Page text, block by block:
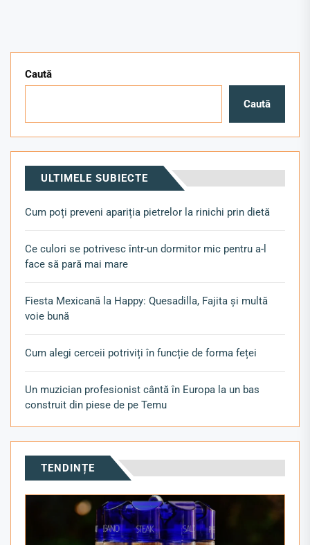
Caută
Caută
ULTIMELE SUBIECTE
Cum poți preveni apariția pietrelor la rinichi prin dietă
Ce culori se potrivesc într-un dormitor mic pentru a-l
face să pară mai mare
Fiesta Mexicană la Happy: Quesadilla, Fajita și multă
voie bună
Cum alegi cerceii potriviți în funcție de forma feței
Un muzician profesionist cântă în Europa la un bas
construit din piese de pe Temu
TENDINȚE